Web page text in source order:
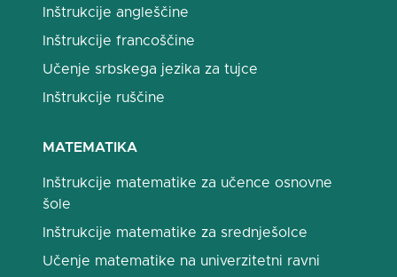
Inštrukcije angleščine
Inštrukcije francoščine
Učenje srbskega jezika za tujce
Inštrukcije ruščine
MATEMATIKA
Inštrukcije matematike za učence osnovne
šole
Inštrukcije matematike za srednješolce
Učenje matematike na univerzitetni ravni